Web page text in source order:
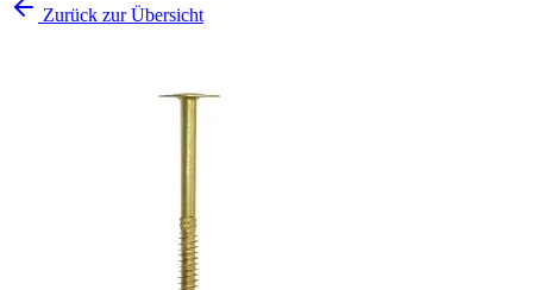
Zurück zur Übersicht